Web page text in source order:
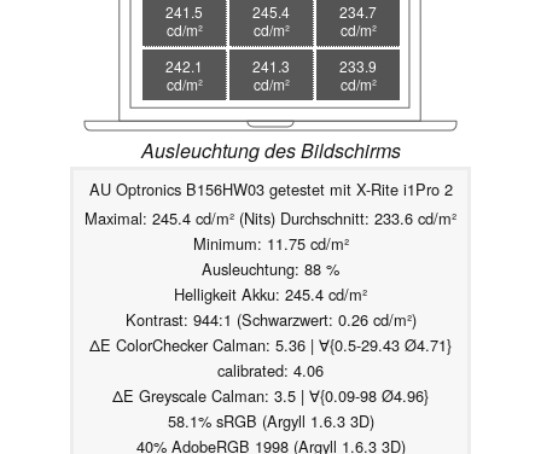
241.5
cd/m²
245.4
cd/m²
234.7
cd/m²
242.1
cd/m²
241.3
cd/m²
233.9
cd/m²
Ausleuchtung des Bildschirms
AU Optronics B156HW03 getestet mit X-Rite i1Pro 2
Maximal: 245.4 cd/m² (Nits) Durchschnitt: 233.6 cd/m²
Minimum: 11.75 cd/m²
Ausleuchtung: 88 %
Helligkeit Akku: 245.4 cd/m²
Kontrast: 944:1 (Schwarzwert: 0.26 cd/m²)
ΔE ColorChecker Calman: 5.36 | ∀{0.5-29.43 Ø4.71}
calibrated: 4.06
ΔE Greyscale Calman: 3.5 | ∀{0.09-98 Ø4.96}
58.1% sRGB (Argyll 1.6.3 3D)
40% AdobeRGB 1998 (Argyll 1.6.3 3D)